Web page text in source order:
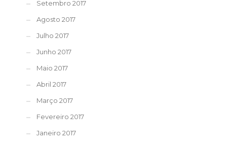
Setembro 2017
Agosto 2017
Julho 2017
Junho 2017
Maio 2017
Abril 2017
Março 2017
Fevereiro 2017
Janeiro 2017